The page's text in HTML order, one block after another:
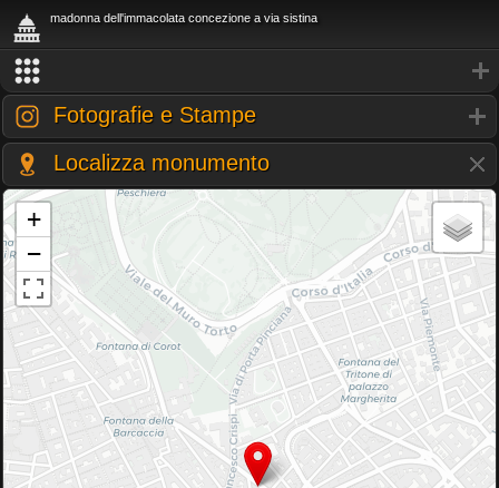
madonna dell'immacolata concezione a via sistina
Fotografie e Stampe
Localizza monumento
+
−